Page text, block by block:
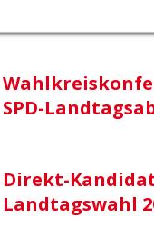
SPD-
Direkt-
Landtagswahl